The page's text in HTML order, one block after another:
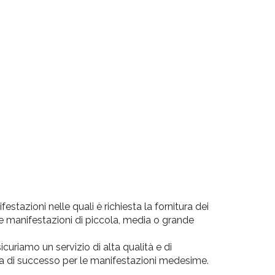
nelle quali è richiesta la fornitura dei
manifestazioni di piccola, media o grande
un servizio di alta qualità e di
di successo per le manifestazioni medesime.